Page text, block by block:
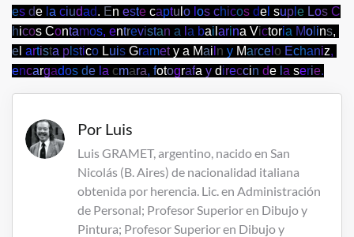
es de a ciudad. En este captu o os chicos de sup e Los C
hicos Contamos, entrevistan a a bai arina Victoria Mo ins,
e artista p stico Luis Gramet y a Mai n y Marce o Echaniz,
encargados de a cmara, fotografa y direccin de a serie.
Por Luis
Luis GRAMET, argentino, nacido en San
Nicolás (B. Aires) de nacionalidad italiana
obtenida por herencia. Lic. en Administración
de Personal; Profesor Superior en Dibujo y
Pintura; Profesor Superior en Dibujo y